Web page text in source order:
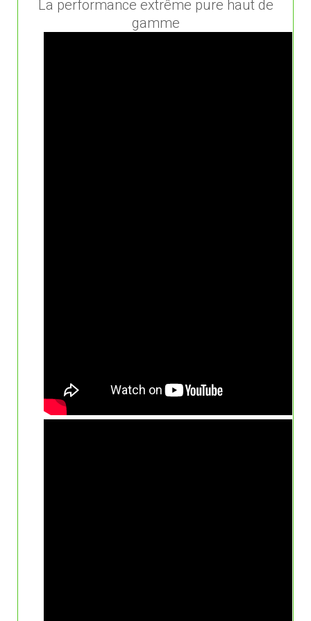
La performance extrême pure haut de
gamme